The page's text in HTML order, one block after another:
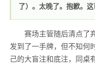
了）。太晚了。抱歉。
赛场主管随后清点了
发到了一手牌，但不知何
己的大盲注和底注，同桌